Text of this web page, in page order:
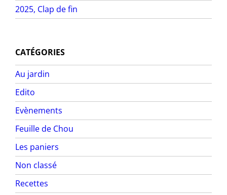
2025, Clap de fin
CATÉGORIES
Au jardin
Edito
Evènements
Feuille de Chou
Les paniers
Non classé
Recettes